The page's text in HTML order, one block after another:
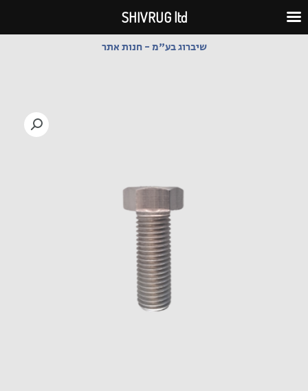
לתוכן
שיברוג בע"מ - חנות אתר
SHIVRUG ltd